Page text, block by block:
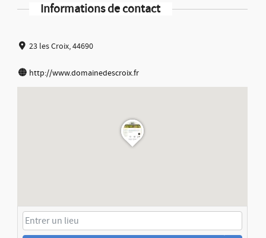
Informations de contact
23 les Croix, 44690
http://www.domainedescroix.fr